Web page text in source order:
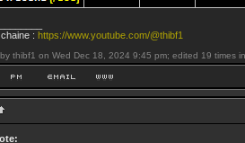
: https://www.youtube.com/@thibf1
thibf1 on Wed Dec 18, 2024 9:45 pm; edited 19 times